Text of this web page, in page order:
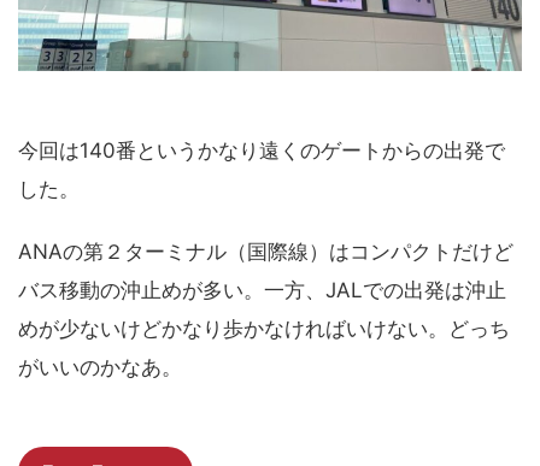
今回は140番というかなり遠くのゲートからの出発で
した。
ANAの第２ターミナル（国際線）はコンパクトだけど
バス移動の沖止めが多い。一方、JALでの出発は沖止
めが少ないけどかなり歩かなければいけない。どっち
がいいのかなあ。